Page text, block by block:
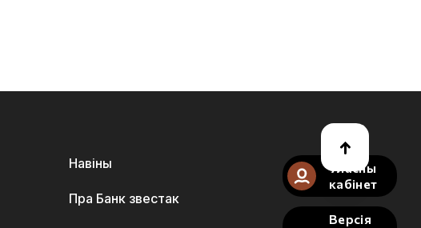
Навіны
Пра Банк звестак
Уласны
кабінет
Версія